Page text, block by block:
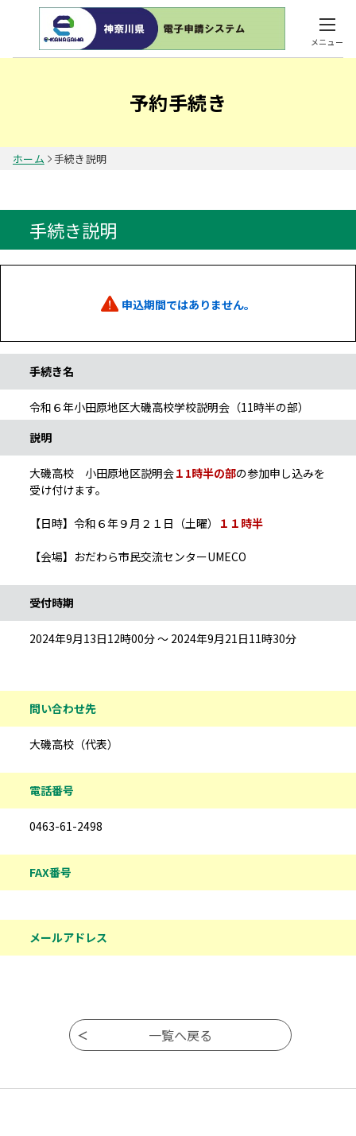
メニュー
予約手続き
ホーム 手続き説明
手続き説明
申込期間ではありません。
手続き名
令和６年小田原地区大磯高校学校説明会（11時半の部）
説明
大磯高校 小田原地区説明会１1時半の部の参加申し込みを
受け付けます。
【日時】令和６年９月２１日（土曜） １１時半
【会場】おだわら市民交流センターUMECO
受付時期
2024年9月13日12時00分 ～ 2024年9月21日11時30分
問い合わせ先
大磯高校（代表）
電話番号
0463-61-2498
FAX番号
メールアドレス